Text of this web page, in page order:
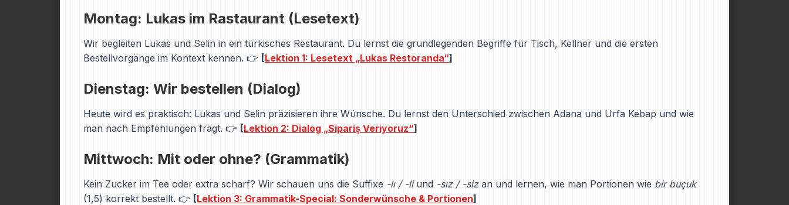
Montag: Lukas im Rastaurant (Lesetext)
Wir begleiten Lukas und Selin in ein türkisches Restaurant. Du lernst die grundlegenden Begriffe für Tisch, Kellner und die ersten
Bestellvorgänge im Kontext kennen. 👉 [Lektion 1: Lesetext „Lukas Restoranda“]
Dienstag: Wir bestellen (Dialog)
Heute wird es praktisch: Lukas und Selin präzisieren ihre Wünsche. Du lernst den Unterschied zwischen Adana und Urfa Kebap und wie
man nach Empfehlungen fragt. 👉 [Lektion 2: Dialog „Sipariş Veriyoruz“]
Mittwoch: Mit oder ohne? (Grammatik)
Kein Zucker im Tee oder extra scharf? Wir schauen uns die Suffixe -lı / -liund -sız / -sizan und lernen, wie man Portionen wie bir buçuk
(1,5) korrekt bestellt. 👉 [Lektion 3: Grammatik-Special: Sonderwünsche & Portionen]